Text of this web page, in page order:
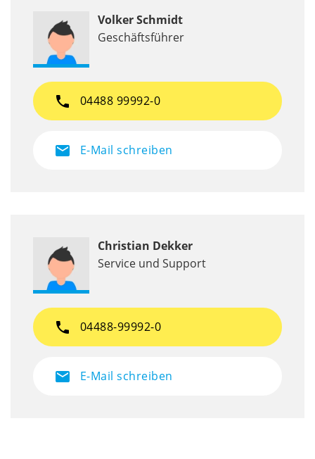
Volker Schmidt
Geschäftsführer
phone 04488 99992-0
mail E-Mail schreiben
Christian Dekker
Service und Support
phone 04488-99992-0
mail E-Mail schreiben